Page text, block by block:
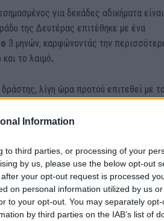
Information
to third parties, or processing of your
by us, please use the below opt-out
your opt-out request is processed
on personal information utilized by us
to your opt-out. You may separately
by third parties on the IAB’s list of
για δεκάδες αδικήματα είναι
της Δευτέρας επιτέθηκε με ένα
3 μηνών, καρφώνοντάς την
το λαιμό.
δράστης, λίγη ώρα προτού επιτεθεί με
του θύματος, και να πίνει.